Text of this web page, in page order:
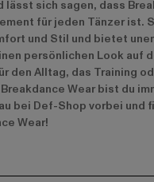
lässt sich sagen, dass
für jeden Tänzer ist.
und Stil und bietet
persönlichen Look auf
den Alltag, das Training
Wear bist du
bei Def-Shop vorbei und
Wear!